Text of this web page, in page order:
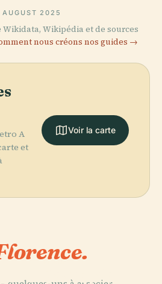
AUGUST 2025
Wikidata, Wikipédia et de sources
nous créons nos guides →
A
et
Voir la carte
PLACE